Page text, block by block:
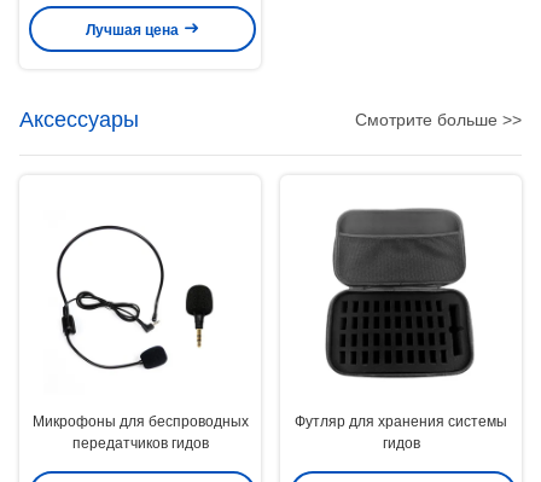
Лучшая цена
Аксессуары Смотрите больше >>
Микрофоны для беспроводных
передатчиков гидов
Футляр для хранения системы
гидов